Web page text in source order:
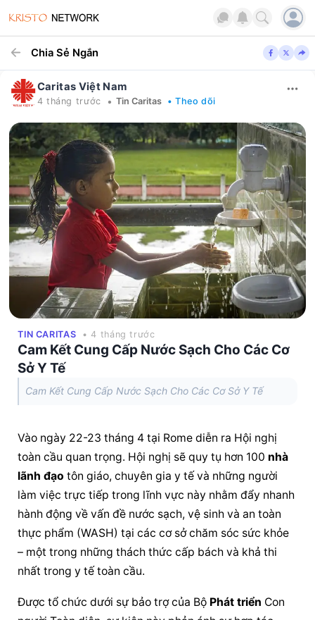
Chia Sẻ Ngắn
Caritas Việt Nam
4 tháng trước • Tin Caritas • Theo dõi
TIN CARITAS • 4 tháng trước
Cam Kết Cung Cấp Nước Sạch Cho Các Cơ
Sở Y Tế
Cam Kết Cung Cấp Nước Sạch Cho Các Cơ Sở Y Tế
Vào ngày 22-23 tháng 4 tại Rome diễn ra Hội nghị
toàn cầu quan trọng. Hội nghị sẽ quy tụ hơn 100 nhà
lãnh đạo tôn giáo, chuyên gia y tế và những người
làm việc trực tiếp trong lĩnh vực này nhằm đẩy nhanh
hành động về vấn đề nước sạch, vệ sinh và an toàn
thực phẩm (WASH) tại các cơ sở chăm sóc sức khỏe
– một trong những thách thức cấp bách và khả thi
nhất trong y tế toàn cầu.
Được tổ chức dưới sự bảo trợ của Bộ Phát triển Con